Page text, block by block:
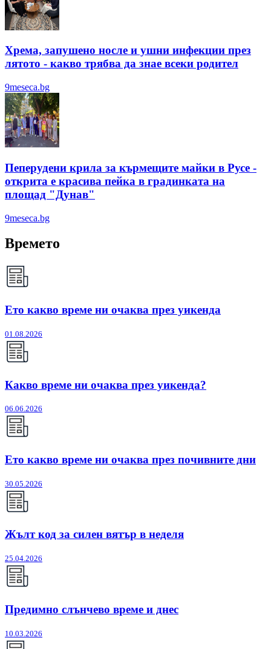
Хрема, запушено носле и ушни инфекции през
лятотo - какво трябва да знае всеки родител
9meseca.bg
Пеперудени крила за кърмещите майки в Русе -
открита е красива пейка в градинката на
площад "Дунав"
9meseca.bg
Времето
Ето какво време ни очаква през уикенда
01.08.2026
Какво време ни очаква през уикенда?
06.06.2026
Ето какво време ни очаква през почивните дни
30.05.2026
Жълт код за силен вятър в неделя
25.04.2026
Предимно слънчево време и днес
10.03.2026